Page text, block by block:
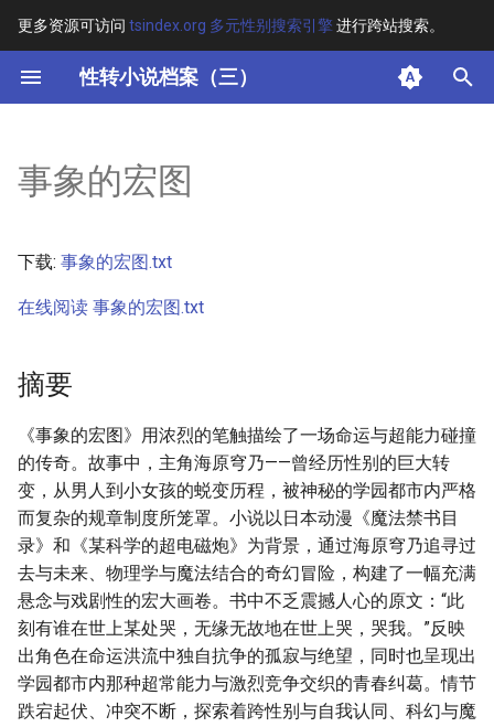
更多资源可访问 tsindex.org 多元性别搜索引擎进行跨站搜索。
性转小说档案（三）
键
开
搜
索
其他信息
正文
事象的宏图
下载: 事象的宏图.txt
在线阅读 事象的宏图.txt
摘要
《事象的宏图》用浓烈的笔触描绘了一场命运与超能力碰撞
的传奇。故事中，主角海原穹乃——曾经历性别的巨大转
变，从男人到小女孩的蜕变历程，被神秘的学园都市内严格
而复杂的规章制度所笼罩。小说以日本动漫《魔法禁书目
录》和《某科学的超电磁炮》为背景，通过海原穹乃追寻过
去与未来、物理学与魔法结合的奇幻冒险，构建了一幅充满
悬念与戏剧性的宏大画卷。书中不乏震撼人心的原文：“此
刻有谁在世上某处哭，无缘无故地在世上哭，哭我。”反映
出角色在命运洪流中独自抗争的孤寂与绝望，同时也呈现出
学园都市内那种超常能力与激烈竞争交织的青春纠葛。情节
跌宕起伏、冲突不断，探索着跨性别与自我认同、科幻与魔